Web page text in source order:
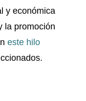
y económica
la promoción
este hilo